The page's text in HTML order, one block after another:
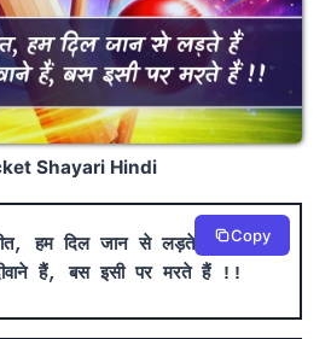
Shayari Hindi
हम दिल जान से लड़ते हैं
हैं, बस इसी पर मरते हैं !!
Copy